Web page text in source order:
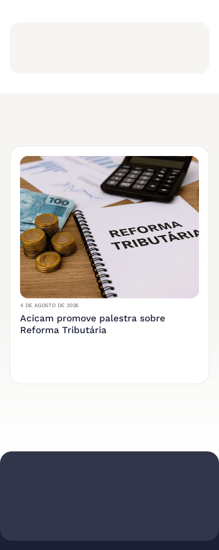
4 DE AGOSTO DE 2026
Acicam promove palestra sobre
Reforma Tributária